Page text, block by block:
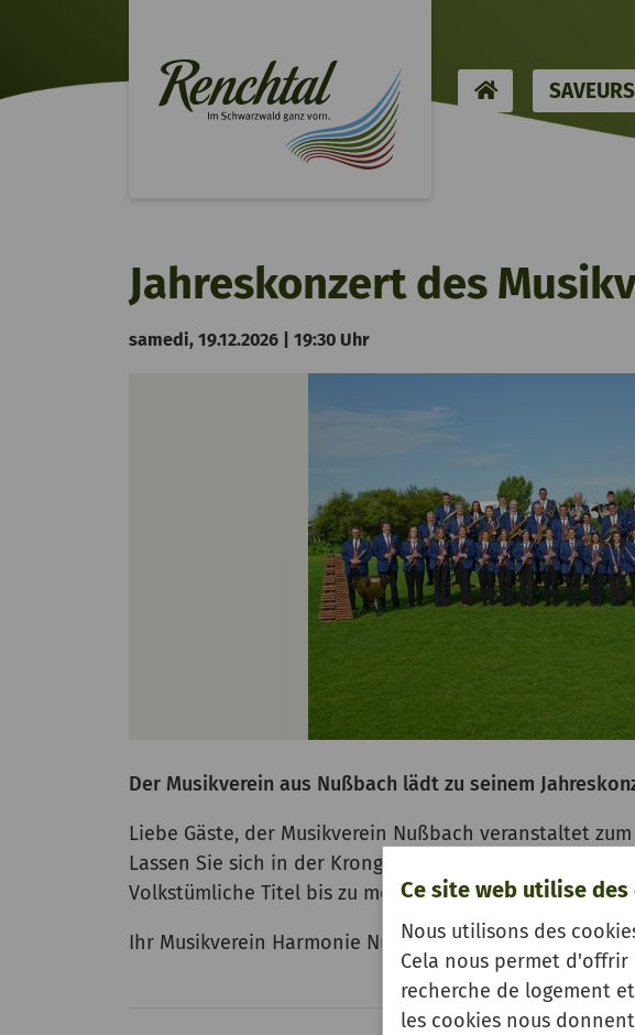
Ce site web utilise
Nous utilisons des
Cela nous permet
recherche de logement
les cookies nous
HOME
Jahreskonzert des
samedi, 19.12.2026 | 19:30 Uhr
Der Musikverein aus Nußbach lädt zu seinem
Liebe Gäste, der Musikverein Nußbach veranstaltet
Lassen Sie sich in der Kronguthalle in Nußbach
Volkstümliche Titel bis zu modernen Hits. Wir freuen
Ihr Musikverein Harmonie Nußbach